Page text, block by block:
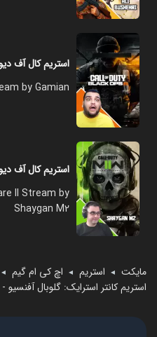
استریم کال آف
by Gamian
استریم کال آف دیوتی:
II Stream by
Shaygan M2
مایکت ◄ استریم ◄ اچ کی ام گیم ◄